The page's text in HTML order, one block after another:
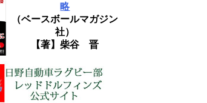
略
（ベースボールマガジン
社）
【著】柴谷 晋